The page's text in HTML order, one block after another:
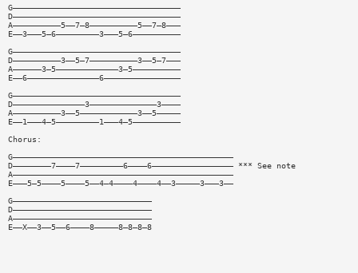
G———————————————————————————————————
D———————————————————————————————————
A——————————5——7—8——————————5——7—8———
E——3———5—6—————————3———5—6——————————
G———————————————————————————————————
D——————————3——5—7——————————3——5—7———
A——————3—5—————————————3—5——————————
E——6———————————————6————————————————
G———————————————————————————————————
D———————————————3——————————————3————
A——————————3——5————————————3——5—————
E——1———4—5—————————1———4—5——————————
Chorus:
G——————————————————————————————————————————————
D————————7————7—————————6————6————————————————— *** See note
A——————————————————————————————————————————————
E———5—5————5————5——4—4————4————4——3—————3———3——
G—————————————————————————————
D—————————————————————————————
A—————————————————————————————
E——X——3——5——6————8—————8—8—8—8